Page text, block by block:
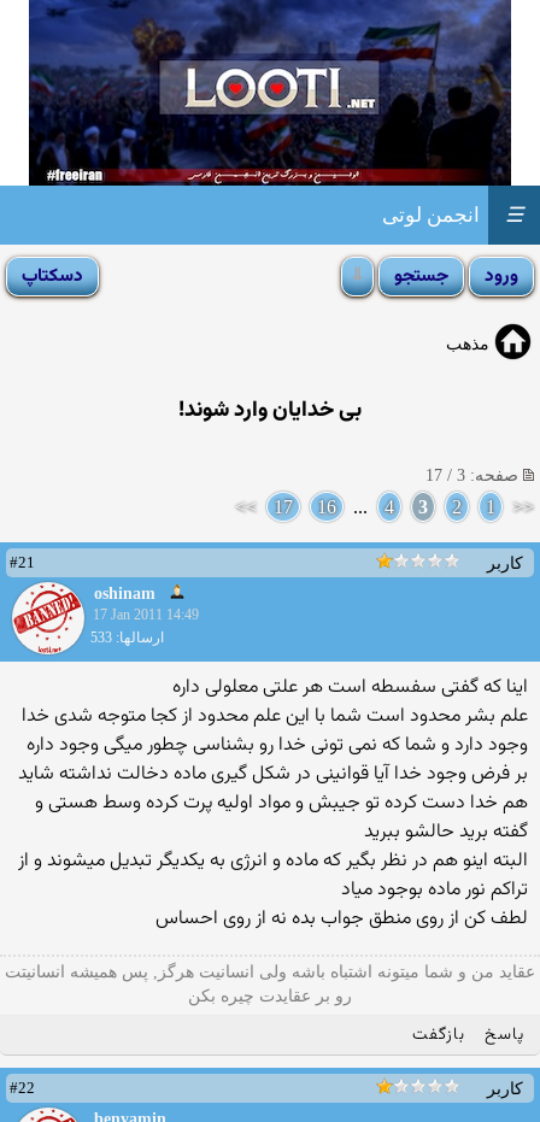
انجمن لوتی ☰
مذهب
بی خدایان وارد شوند!
صفحه: 3 / 17
<<
1
2
3
4
...
16
17
>>
کاربر
#21
oshinam
17 Jan 2011 14:49
ارسالها: 533
اینا كه گفتی سفسطه است هر علتی معلولی داره
علم بشر محدود است شما با این علم محدود از كجا متوجه شدی خدا
وجود دارد و شما كه نمی تونی خدا رو بشناسی چطور میگی وجود داره
بر فرض وجود خدا آیا قوانینی در شكل گیری ماده دخالت نداشته شاید
هم خدا دست كرده تو جیبش و مواد اولیه پرت كرده وسط هستی و
گفته برید حالشو ببرید
البته اینو هم در نظر بگیر كه ماده و انرژی به یكدیگر تبدیل میشوند و از
تراكم نور ماده بوجود میاد
لطف كن از روی منطق جواب بده نه از روی احساس
عقاید من و شما میتونه اشتباه باشه ولی انسانیت هرگز, پس همیشه انسانیتت
رو بر عقایدت چیره بکن
پاسخ بازگفت
کاربر
#22